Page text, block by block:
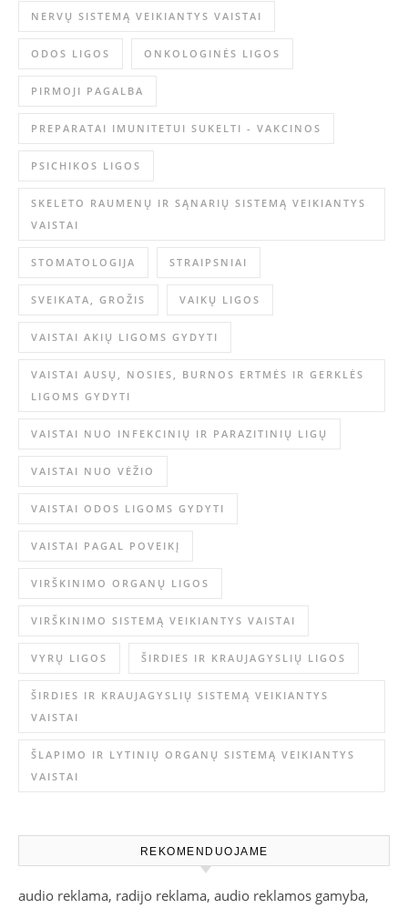
NERVŲ SISTEMĄ VEIKIANTYS VAISTAI
ODOS LIGOS ONKOLOGINĖS LIGOS
PIRMOJI PAGALBA
PREPARATAI IMUNITETUI SUKELTI - VAKCINOS
PSICHIKOS LIGOS
SKELETO RAUMENŲ IR SĄNARIŲ SISTEMĄ VEIKIANTYS
VAISTAI
STOMATOLOGIJA STRAIPSNIAI
SVEIKATA, GROŽIS VAIKŲ LIGOS
VAISTAI AKIŲ LIGOMS GYDYTI
VAISTAI AUSŲ, NOSIES, BURNOS ERTMĖS IR GERKLĖS
LIGOMS GYDYTI
VAISTAI NUO INFEKCINIŲ IR PARAZITINIŲ LIGŲ
VAISTAI NUO VĖŽIO
VAISTAI ODOS LIGOMS GYDYTI
VAISTAI PAGAL POVEIKĮ
VIRŠKINIMO ORGANŲ LIGOS
VIRŠKINIMO SISTEMĄ VEIKIANTYS VAISTAI
VYRŲ LIGOS ŠIRDIES IR KRAUJAGYSLIŲ LIGOS
ŠIRDIES IR KRAUJAGYSLIŲ SISTEMĄ VEIKIANTYS
VAISTAI
ŠLAPIMO IR LYTINIŲ ORGANŲ SISTEMĄ VEIKIANTYS
VAISTAI
REKOMENDUOJAME
audio reklama, radijo reklama, audio reklamos gamyba,